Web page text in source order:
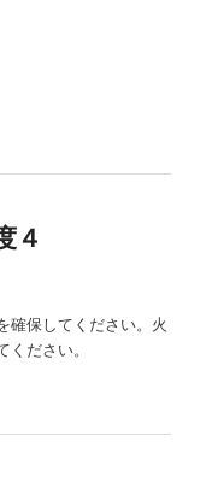
４
確保してください。火
ださい。